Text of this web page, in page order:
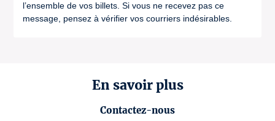
l’ensemble de vos billets. Si vous ne recevez pas ce
message, pensez à vérifier vos courriers indésirables.
En savoir plus
Contactez-nous